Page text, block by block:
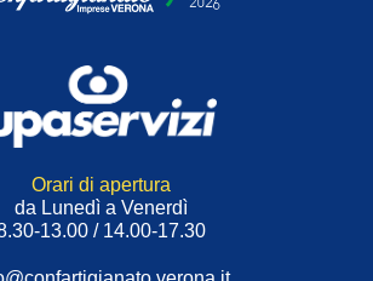
Orari di apertura
da Lunedì a Venerdì
13.00 / 14.00-17.30